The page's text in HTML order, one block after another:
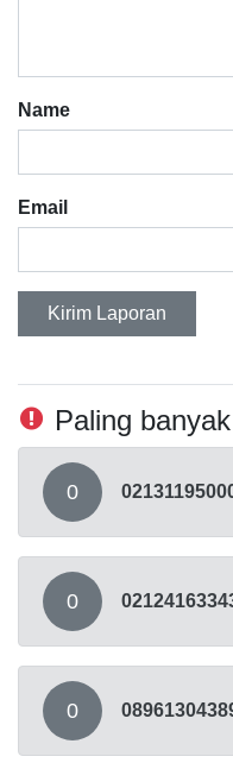
Name
Email
Kirim Laporan
Paling
0
0
0